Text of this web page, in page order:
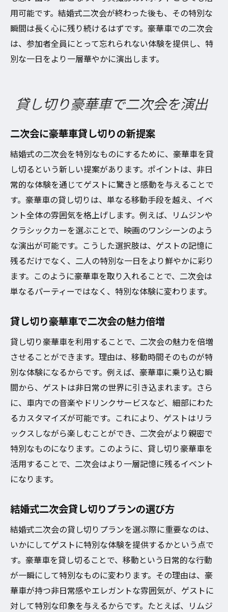
用可能です。結婚式二次会が終わった後も、その特別な
瞬間は長く心に残り続けるはずです。豪華車での二次会
は、参加者全員にとって忘れられない体験を提供し、特
別な一日をより一層華やかに演出します。
貸し切り豪華車で二次会を演出
二次会に豪華車貸し切りの新提案
結婚式の二次会を特別なものにするために、豪華車を貸
し切るという新しい提案があります。ポイントは、非日
常的な体験を通じてゲストに驚きと感動を与えることで
す。豪華車の貸し切りは、単なる移動手段を越え、イベ
ント全体の雰囲気を格上げします。例えば、リムジンや
クラシックカーを選ぶことで、映画のワンシーンのよう
な演出が可能です。こうした選択肢は、ゲストの記憶に
残るだけでなく、二人の特別な一日をより鮮やかに彩り
ます。このように豪華車を取り入れることで、二次会は
単なるパーティーではなく、特別な体験に変わります。
貸し切り豪華車で二次会の魅力倍増
貸し切り豪華車を利用することで、二次会の魅力を倍増
させることができます。理由は、移動時間そのものが特
別な体験になるからです。例えば、豪華車に乗り込む瞬
間から、ゲストは非日常の世界に引き込まれます。さら
に、車内での音楽やドリンクサービスなど、細部にわた
るカスタマイズが可能です。これにより、ゲストはリラ
ックスしながら楽しむことができ、二次会がより親密で
特別なものになります。このように、貸し切り豪華車を
活用することで、二次会はより一層記憶に残るイベント
になります。
結婚式二次会貸し切りプランの選び方
結婚式二次会の貸し切りプランを選ぶ際に重要なのは、
いかにしてゲストに特別な体験を提供するかという点で
す。豪華車を貸し切ることで、移動という日常的な行動
が一瞬にして特別なものに変わります。その理由は、豪
華車が持つ非日常感やエレガントな雰囲気が、ゲストに
対して特別な印象を与えるからです。たとえば、リムジ